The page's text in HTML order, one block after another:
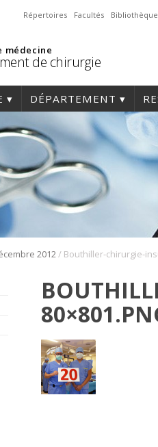
Répertoires Facultés
médecine
de chirurgie
DÉPARTEMENT
2012/